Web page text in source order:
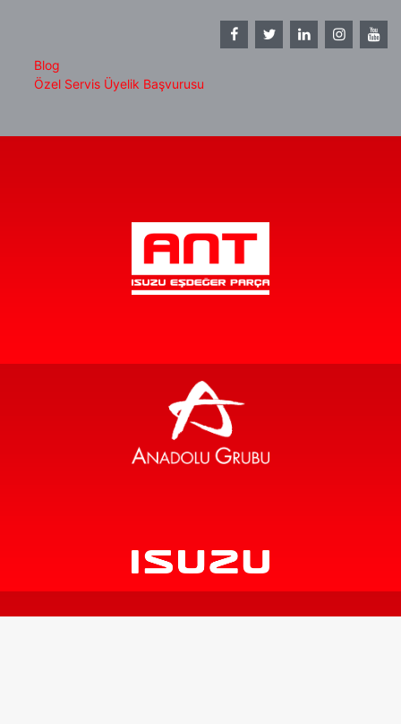
Blog
Özel Servis Üyelik Başvurusu